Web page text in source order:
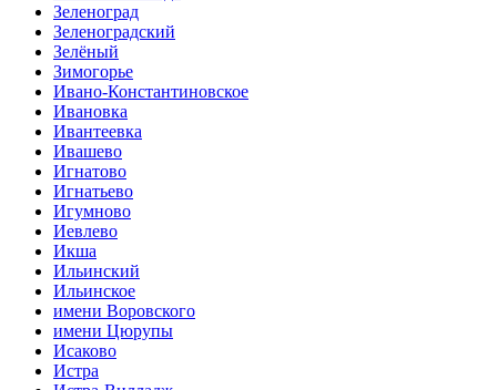
Зеленоград
Зеленоградский
Зелёный
Зимогорье
Ивано-Константиновское
Ивановка
Ивантеевка
Ивашево
Игнатово
Игнатьево
Игумново
Иевлево
Икша
Ильинский
Ильинское
имени Воровского
имени Цюрупы
Исаково
Истра